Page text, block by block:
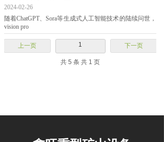
2024-02-26
随着ChatGPT、Sora等生成式人工智能技术的陆续问世，
vision pro
上一页 1 下一页
共 5 条 共 1 页